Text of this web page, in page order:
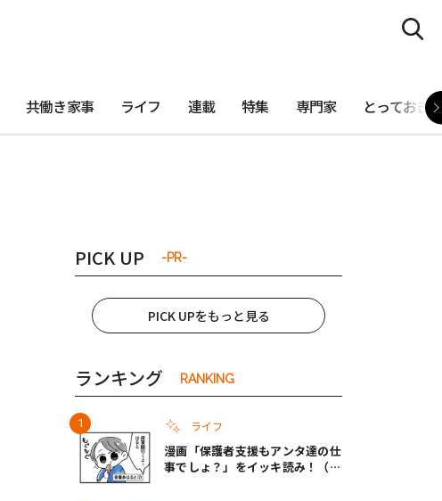
#共働き夫婦 #産休 #育休
共働き家事 ライフ 連載 特集 専門家 とっておき
PICK UP -PR-
PICK UPをもっと見る
ランキング RANKING
ライフ
漫画「保護者支援もアンタ達の仕
事でしょ？」をイッキ読み！（右